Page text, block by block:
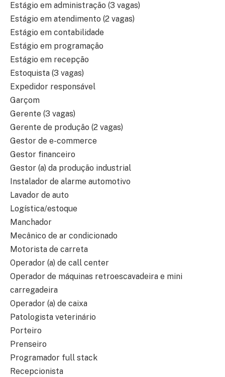
Estágio em administração (3 vagas)
Estágio em atendimento (2 vagas)
Estágio em contabilidade
Estágio em programação
Estágio em recepção
Estoquista (3 vagas)
Expedidor responsável
Garçom
Gerente (3 vagas)
Gerente de produção (2 vagas)
Gestor de e-commerce
Gestor financeiro
Gestor (a) da produção industrial
Instalador de alarme automotivo
Lavador de auto
Logística/estoque
Manchador
Mecânico de ar condicionado
Motorista de carreta
Operador (a) de call center
Operador de máquinas retroescavadeira e mini
carregadeira
Operador (a) de caixa
Patologista veterinário
Porteiro
Prenseiro
Programador full stack
Recepcionista